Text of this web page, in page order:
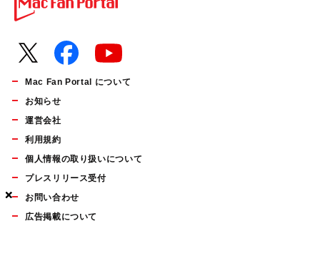
×
×
×
Mac Fan Portal について
お知らせ
運営会社
利用規約
個人情報の取り扱いについて
プレスリリース受付
お問い合わせ
広告掲載について